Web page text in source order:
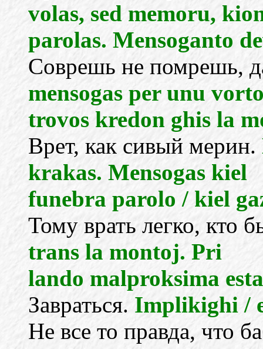
volas, sed memoru,
parolas. Mensoganto
Соврешь не помрешь,
mensogas per unu
trovos kredon ghis la
Врет, как сивый мерин.
krakas. Mensogas kiel
funebra parolo / kiel
Тому врать легко, кто
trans la montoj. Pri
lando malproksima
Завраться. Implikighi /
Не все то правда, что